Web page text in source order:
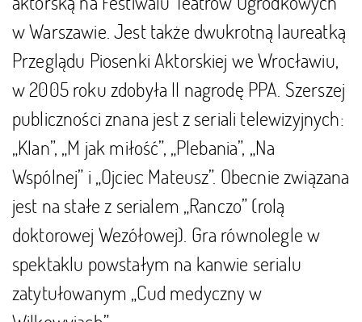
w Warszawie. Jest także dwukrotną laureatką
Przeglądu Piosenki Aktorskiej we Wrocławiu,
w 2005 roku zdobyła II nagrodę PPA. Szerszej
publiczności znana jest z seriali telewizyjnych:
„Klan”, „M jak miłość”, „Plebania”, „Na
Wspólnej” i „Ojciec Mateusz”. Obecnie związana
jest na stałe z serialem „Ranczo” (rolą
doktorowej Wezółowej). Gra równolegle w
spektaklu powstałym na kanwie serialu
zatytułowanym „Cud medyczny w